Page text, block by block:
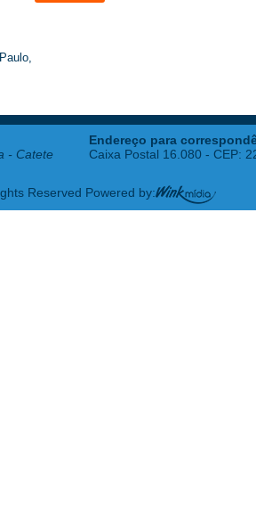
- Catete
Endereço para
Caixa Postal 16.080 - CEP:
Reserved Powered by: